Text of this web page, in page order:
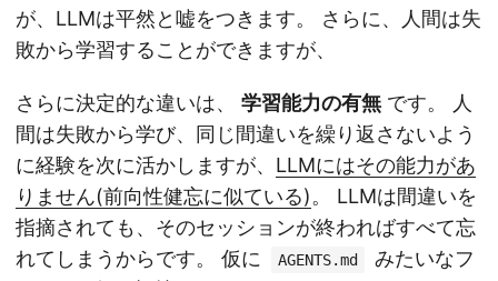
が、LLMは平然と嘘をつきます。 さらに、人間は失
敗から学習することができますが、
さらに決定的な違いは、 学習能力の有無 です。 人
間は失敗から学び、同じ間違いを繰り返さないよう
に経験を次に活かしますが、 LLMにはその能力があ
りません(前向性健忘に似ている)。 LLMは間違いを
指摘されても、そのセッションが終わればすべて忘
れてしまうからです。 仮に
AGENTS.md
みたいなフ